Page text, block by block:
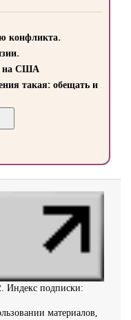
конфликта.
на США
такая: обещать и
Индекс подписки:
материалов,